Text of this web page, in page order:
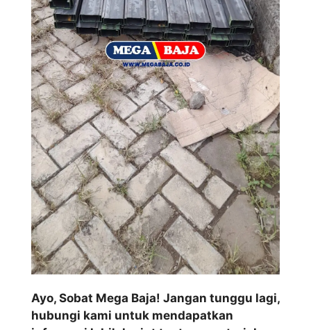
Ayo, Sobat Mega Baja! Jangan tunggu lagi,
hubungi kami untuk mendapatkan